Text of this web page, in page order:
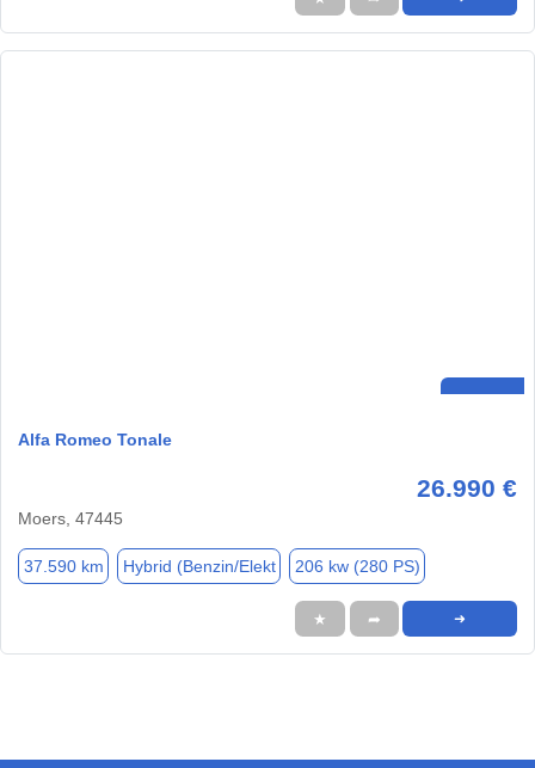
Alfa Romeo Tonale
26.990 €
Moers, 47445
37.590 km Hybrid (Benzin/Elekt 206 kw (280 PS)
★ ➦ ➜